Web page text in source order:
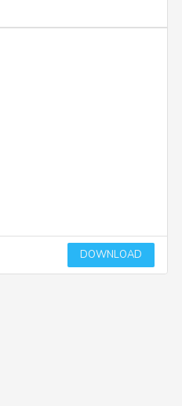
DOWNLOAD